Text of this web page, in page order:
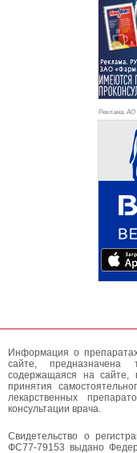
Реклама. АО
Информация о
сайте, предназначена
содержащаяся на сайте,
принятия
лекарственных
консультации врача.
Свидетельство о
ФС77-79153 выдано